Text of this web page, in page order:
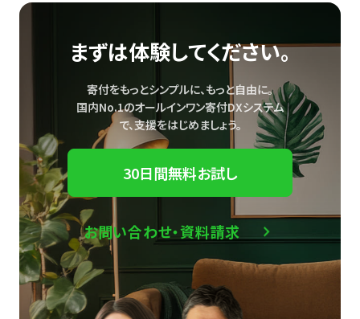
まずは体験してください。
寄付をもっとシンプルに、もっと自由に。
国内No.1のオールインワン寄付DXシステム
で、支援をはじめましょう。
30日間無料お試し
お問い合わせ・資料請求